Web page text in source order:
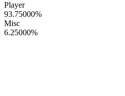
Player
93.75000%
Misc
6.25000%